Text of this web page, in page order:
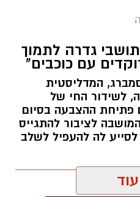
רמון. אבן צור,
הצוות שהקימו את
מגוון תפקידים
השנים האחרונות
הפדגוגית של
לשלושה, מביאה עמה
גדרה לתמוך
עם כוכבים"
המדליסטית
לשידור החי של
פתיחת ההצבעה בסיום
לציבור להתגייס
לה להעפיל לשלב